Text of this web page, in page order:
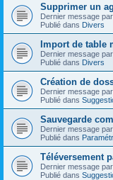
Supprimer un
Dernier message par
Publié dans Divers
Import de table
Dernier message par
Publié dans Divers
Création de
Dernier message par
Publié dans
Sauvegarde
Dernier message par
Publié dans
Téléversement
Dernier message par
Publié dans